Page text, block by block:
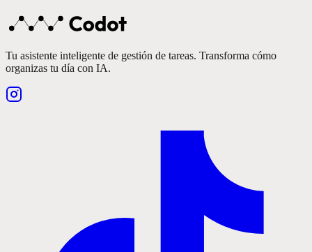
Tu asistente inteligente de gestión de tareas. Transforma cómo
organizas tu día con IA.